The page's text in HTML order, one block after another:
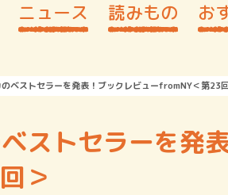
ニュース 読みもの お
のベストセラーを発表！ブックレビューfromNY＜第23
ストセラーを発
＞